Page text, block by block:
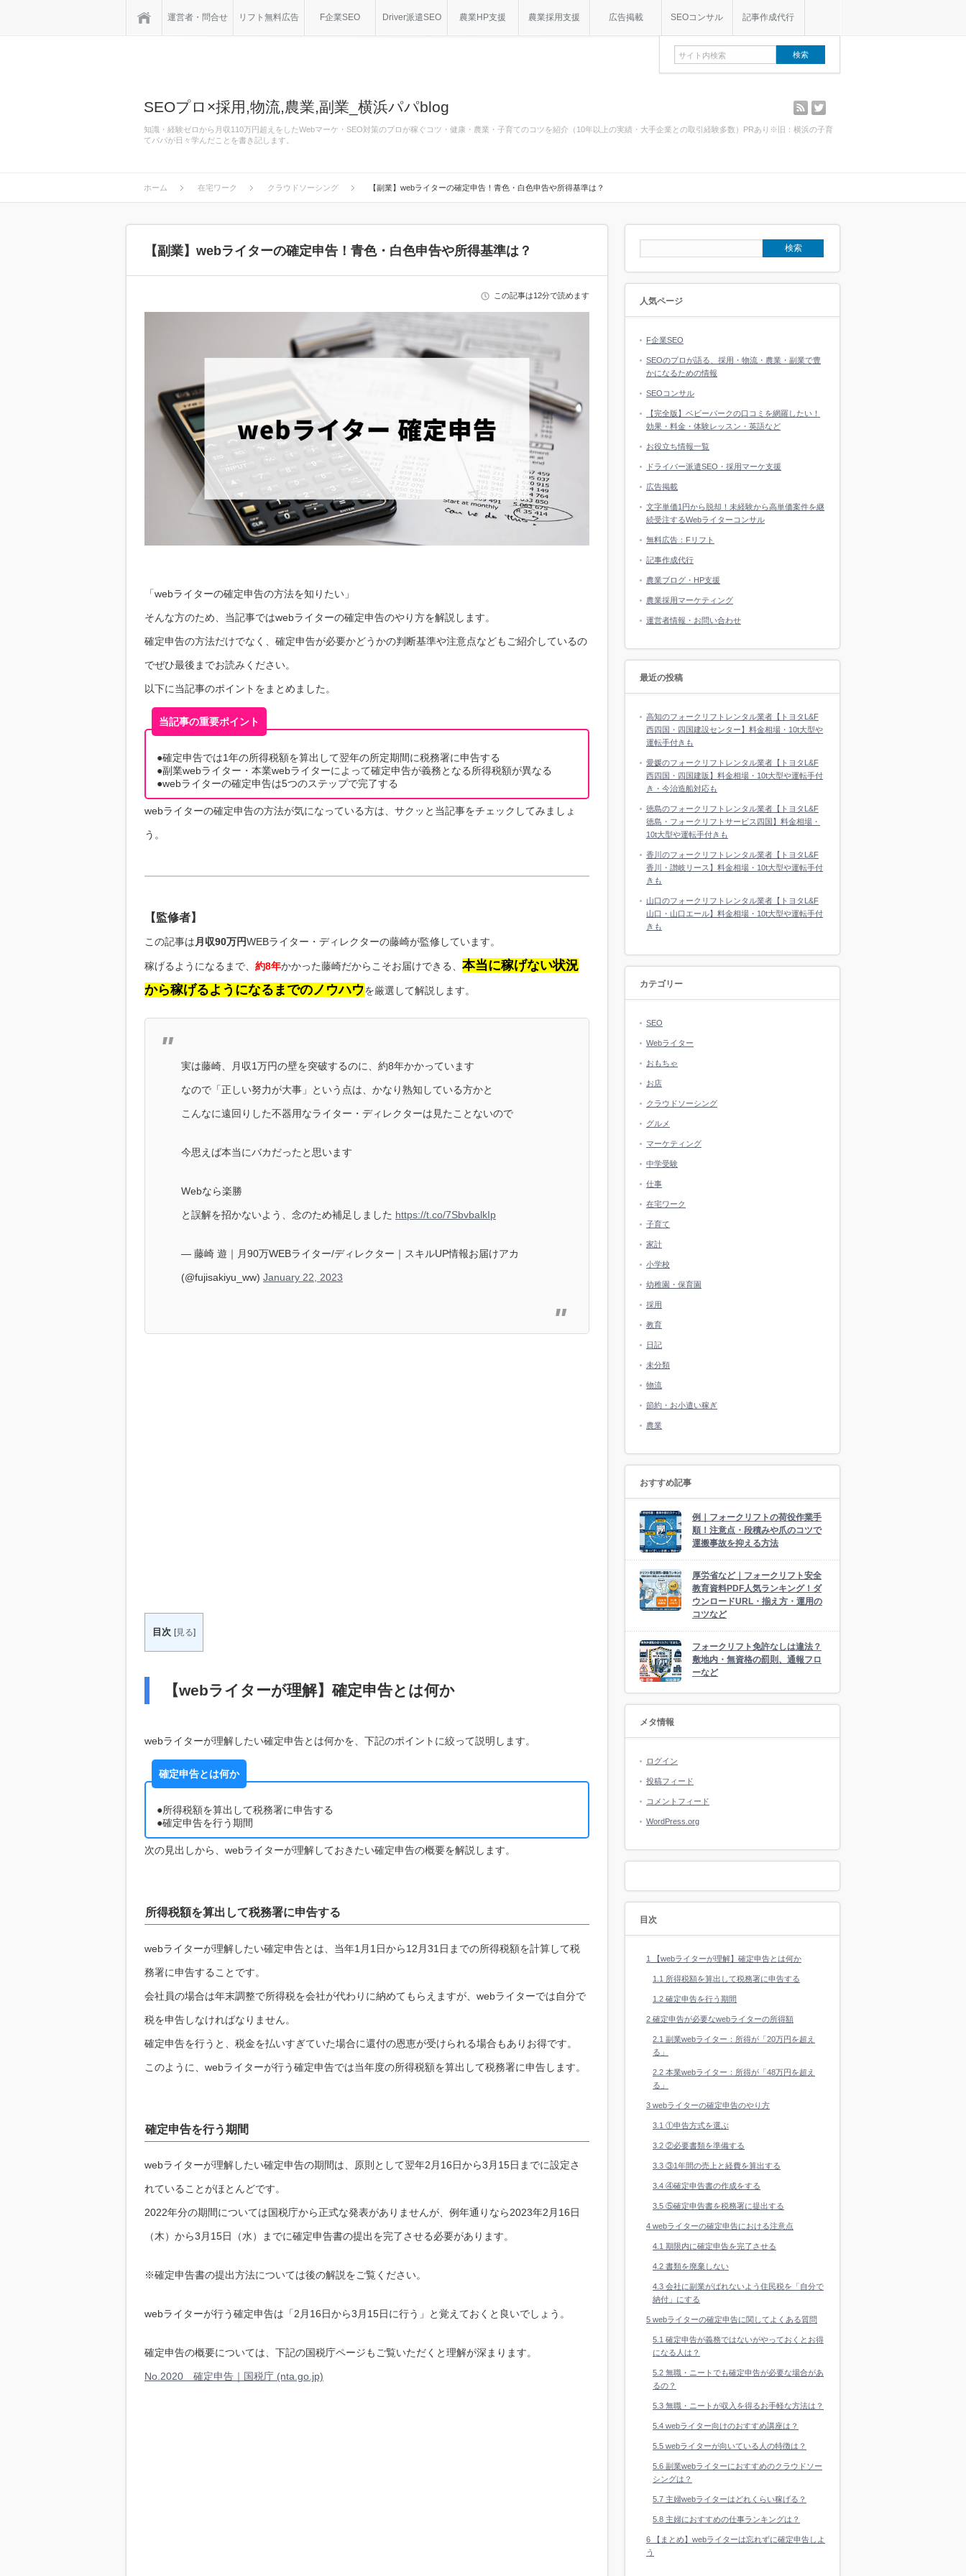
運営者・問合せ リフト無料広告 F企業SEO Driver派遣SEO 農業HP支援 農業採用支援 広告掲載 SEOコンサル 記事作成代行
SEOプロ×採用,物流,農業,副業_横浜パパblog
知識・経験ゼロから月収110万円超えをしたWebマーケ・SEO対策のプロが稼ぐコツ・健康・農業・子育てのコツを紹介（10年以上の実績・大手企業との取引経験多数）PRあり※旧：横浜の子育
てパパが日々学んだことを書き記します。
rss
ホーム 在宅ワーク クラウドソーシング 【副業】webライターの確定申告！青色・白色申告や所得基準は？
【副業】webライターの確定申告！青色・白色申告や所得基準は？
この記事は12分で読めます
「webライターの確定申告の方法を知りたい」
そんな方のため、当記事ではwebライターの確定申告のやり方を解説します。
確定申告の方法だけでなく、確定申告が必要かどうかの判断基準や注意点などもご紹介しているの
でぜひ最後までお読みください。
以下に当記事のポイントをまとめました。
当記事の重要ポイント
●確定申告では1年の所得税額を算出して翌年の所定期間に税務署に申告する
●副業webライター・本業webライターによって確定申告が義務となる所得税額が異なる
●webライターの確定申告は5つのステップで完了する
webライターの確定申告の方法が気になっている方は、サクッと当記事をチェックしてみましょ
う。
【監修者】
この記事は月収90万円WEBライター・ディレクターの藤崎が監修しています。
稼げるようになるまで、 約8年かかった藤崎だからこそお届けできる、 本当に稼げない状況
から稼げるようになるまでのノウハウを厳選して解説します。
実は藤崎、月収1万円の壁を突破するのに、約8年かかっています
なので「正しい努力が大事」という点は、かなり熟知している方かと
こんなに遠回りした不器用なライター・ディレクターは見たことないので
今思えば本当にバカだったと思います
Webなら楽勝
と誤解を招かないよう、念のため補足しました https://t.co/7SbvbalkIp
— 藤崎 遊｜月90万WEBライター/ディレクター｜スキルUP情報お届けアカ
(@fujisakiyu_ww) January 22, 2023
目次 [見る]
【webライターが理解】確定申告とは何か
webライターが理解したい確定申告とは何かを、下記のポイントに絞って説明します。
確定申告とは何か
●所得税額を算出して税務署に申告する
●確定申告を行う期間
次の見出しから、webライターが理解しておきたい確定申告の概要を解説します。
所得税額を算出して税務署に申告する
webライターが理解したい確定申告とは、当年1月1日から12月31日までの所得税額を計算して税
務署に申告することです。
会社員の場合は年末調整で所得税を会社が代わりに納めてもらえますが、webライターでは自分で
税を申告しなければなりません。
確定申告を行うと、税金を払いすぎていた場合に還付の恩恵が受けられる場合もありお得です。
このように、webライターが行う確定申告では当年度の所得税額を算出して税務署に申告します。
確定申告を行う期間
webライターが理解したい確定申告の期間は、原則として翌年2月16日から3月15日までに設定さ
れていることがほとんどです。
2022年分の期間については国税庁から正式な発表がありませんが、例年通りなら2023年2月16日
（木）から3月15日（水）までに確定申告書の提出を完了させる必要があります。
※確定申告書の提出方法については後の解説をご覧ください。
webライターが行う確定申告は「2月16日から3月15日に行う」と覚えておくと良いでしょう。
確定申告の概要については、下記の国税庁ページもご覧いただくと理解が深まります。
No.2020 確定申告｜国税庁 (nta.go.jp)
人気ページ
F企業SEO
SEOのプロが語る、採用・物流・農業・副業で豊
かになるための情報
SEOコンサル
【完全版】ベビーパークの口コミを網羅したい！
効果・料金・体験レッスン・英語など
お役立ち情報一覧
ドライバー派遣SEO・採用マーケ支援
広告掲載
文字単価1円から脱却！未経験から高単価案件を継
続受注するWebライターコンサル
無料広告：Fリフト
記事作成代行
農業ブログ・HP支援
農業採用マーケティング
運営者情報・お問い合わせ
最近の投稿
高知のフォークリフトレンタル業者【トヨタL&F
西四国・四国建設センター】料金相場・10t大型や
運転手付きも
愛媛のフォークリフトレンタル業者【トヨタL&F
西四国・四国建販】料金相場・10t大型や運転手付
き・今治造船対応も
徳島のフォークリフトレンタル業者【トヨタL&F
徳島・フォークリフトサービス四国】料金相場・
10t大型や運転手付きも
香川のフォークリフトレンタル業者【トヨタL&F
香川・讃岐リース】料金相場・10t大型や運転手付
きも
山口のフォークリフトレンタル業者【トヨタL&F
山口・山口エール】料金相場・10t大型や運転手付
きも
カテゴリー
SEO
Webライター
おもちゃ
お店
クラウドソーシング
グルメ
マーケティング
中学受験
仕事
在宅ワーク
子育て
家計
小学校
幼稚園・保育園
採用
教育
日記
未分類
物流
節約・お小遣い稼ぎ
農業
おすすめ記事
例｜フォークリフトの荷役作業手
順！注意点・段積みや爪のコツで
運搬事故を抑える方法
厚労省など｜フォークリフト安全
教育資料PDF人気ランキング！ダ
ウンロードURL・揃え方・運用の
コツなど
フォークリフト免許なしは違法？
敷地内・無資格の罰則、通報フロ
ーなど
メタ情報
ログイン
投稿フィード
コメントフィード
WordPress.org
目次
1 【webライターが理解】確定申告とは何か
1.1 所得税額を算出して税務署に申告する
1.2 確定申告を行う期間
2 確定申告が必要なwebライターの所得額
2.1 副業webライター：所得が「20万円を超え
る」
2.2 本業webライター：所得が「48万円を超え
る」
3 webライターの確定申告のやり方
3.1 ①申告方式を選ぶ
3.2 ②必要書類を準備する
3.3 ③1年間の売上と経費を算出する
3.4 ④確定申告書の作成をする
3.5 ⑤確定申告書を税務署に提出する
4 webライターの確定申告における注意点
4.1 期限内に確定申告を完了させる
4.2 書類を廃棄しない
4.3 会社に副業がばれないよう住民税を「自分で
納付」にする
5 webライターの確定申告に関してよくある質問
5.1 確定申告が義務ではないがやっておくとお得
になる人は？
5.2 無職・ニートでも確定申告が必要な場合があ
るの？
5.3 無職・ニートが収入を得るお手軽な方法は？
5.4 webライター向けのおすすめ講座は？
5.5 webライターが向いている人の特徴は？
5.6 副業webライターにおすすめのクラウドソー
シングは？
5.7 主婦webライターはどれくらい稼げる？
5.8 主婦におすすめの仕事ランキングは？
6 【まとめ】webライターは忘れずに確定申告しよ
う